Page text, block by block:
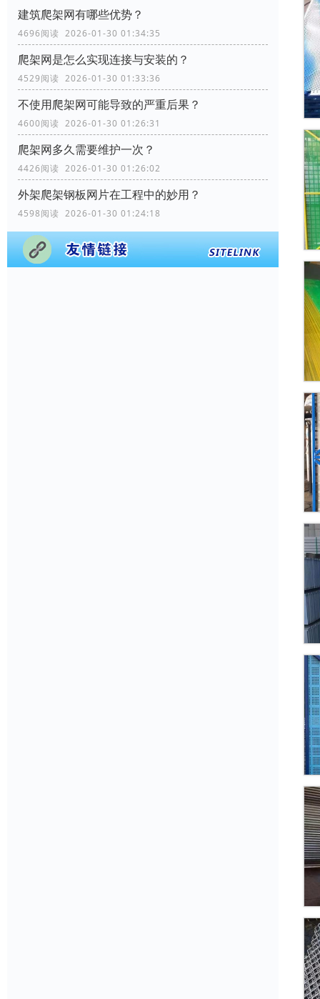
建筑爬架网有哪些优势？
4696阅读 2026-01-30 01:34:35
爬架网是怎么实现连接与安装的？
4529阅读 2026-01-30 01:33:36
不使用爬架网可能导致的严重后果？
4600阅读 2026-01-30 01:26:31
爬架网多久需要维护一次？
4426阅读 2026-01-30 01:26:02
外架爬架钢板网片在工程中的妙用？
4598阅读 2026-01-30 01:24:18